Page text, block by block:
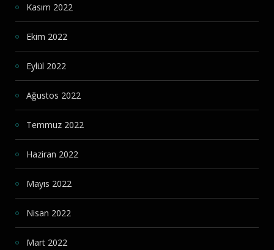
Kasım 2022
Ekim 2022
Eylül 2022
Ağustos 2022
Temmuz 2022
Haziran 2022
Mayıs 2022
Nisan 2022
Mart 2022